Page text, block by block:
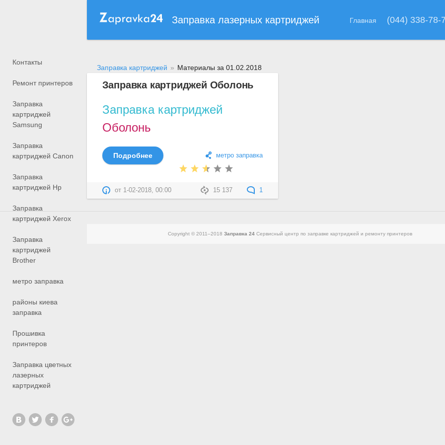
Заправка лазерных картриджей Главная (044) 338-78-
Контакты
Ремонт принтеров
Заправка
картриджей
Samsung
Заправка
картриджей Canon
Заправка
картриджей Hp
Заправка
картриджей Xerox
Заправка
картриджей
Brother
метро заправка
районы киева
заправка
Прошивка
принтеров
Заправка цветных
лазерных
картриджей
Заправка картриджей » Материалы за 01.02.2018
Заправка картриджей Оболонь
Заправка картриджей
Оболонь
метро заправка
Подробнее
15 137 1
от 1-02-2018, 00:00
Copyright © 2011–2018Заправка 24 Сервисный центр по заправке картриджей и ремонту принтеров